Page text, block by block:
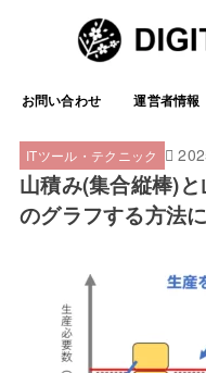
お問い合わせ 運営者情報
ITツール・テクニック
山積み(集合縦棒)
のグラフする方法